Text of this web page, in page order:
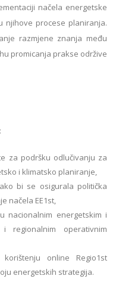
načela energetske
njihove procese planiranja.
razmjene znanja među
promicanja prakse održive
za podršku odlučivanju za
i klimatsko planiranje,
bi se osigurala politička
načela EE1st,
nacionalnim energetskim i
i regionalnim operativnim
online Regio1st
energetskih strategija.